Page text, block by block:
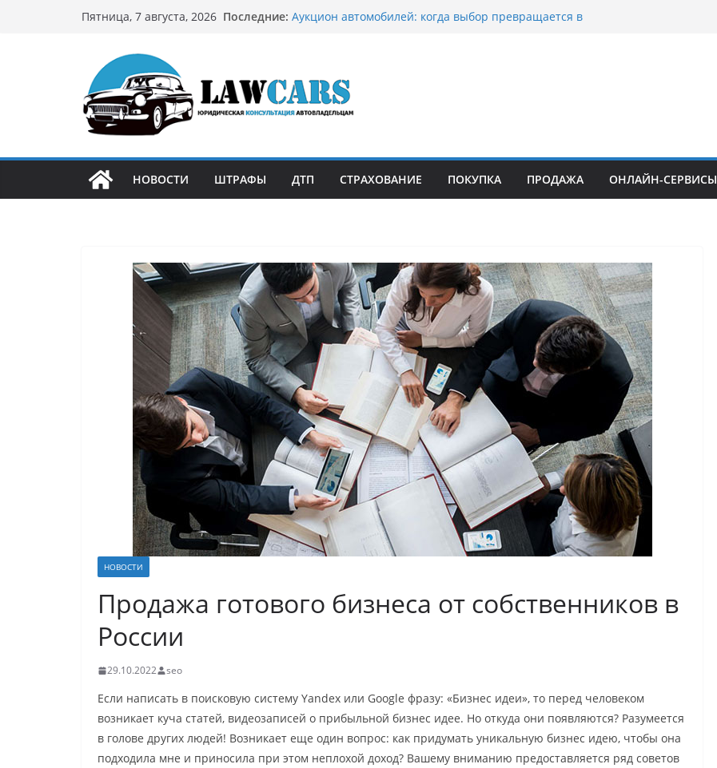
Пятница, 7 августа, 2026 Последние: Аукцион автомобилей: когда выбор превращается в
Срочный выкуп битых авто в Москве: почему
автовладельцы выбирают mos-auto
Бриллиантовые серьги: вечная классика или
может подойти
НОВОСТИ ШТРАФЫ ДТП СТРАХОВАНИЕ ПОКУПКА ПРОДАЖА ОНЛАЙН-СЕРВИСЫ
НОВОСТИ
Продажа готового бизнеса от собственников в
России
29.10.2022 seo
Если написать в поисковую систему Yandex или Google фразу: «Бизнес идеи», то перед человеком
возникает куча статей, видеозаписей о прибыльной бизнес идее. Но откуда они появляются? Разумеется
в голове других людей! Возникает еще один вопрос: как придумать уникальную бизнес идею, чтобы она
подходила мне и приносила при этом неплохой доход? Вашему вниманию предоставляется ряд советов